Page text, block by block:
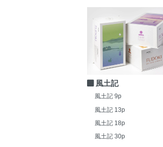
風土記
風土記 9p
風土記 13p
風土記 18p
風土記 30p